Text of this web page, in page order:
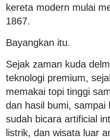
kereta modern mulai
1867.
Bayangkan itu.
Sejak zaman kuda
teknologi premium,
memakai topi tinggi
dan hasil bumi, sampai
sudah bicara artificial
listrik, dan wisata luar